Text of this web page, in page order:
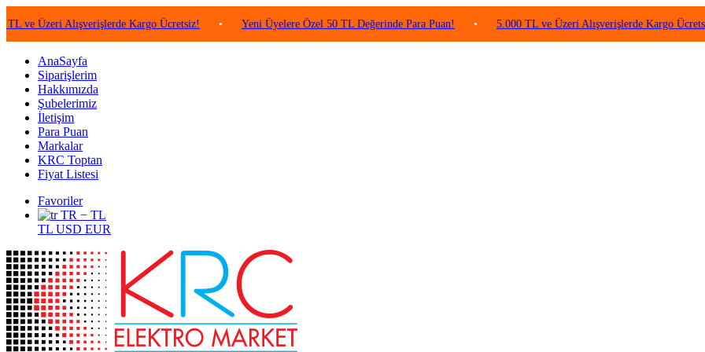
Alışverişlerde Kargo Ücretsiz! • Yeni Üyelere Özel 50 TL Değerinde Para Puan! • 5.000 TL ve Üzeri Alışverişlerde Kargo Ücretsiz!
AnaSayfa
Siparişlerim
Hakkımızda
Şubelerimiz
İletişim
Para Puan
Markalar
KRC Toptan
Fiyat Listesi
Favoriler
TR − TL
TL USD EUR